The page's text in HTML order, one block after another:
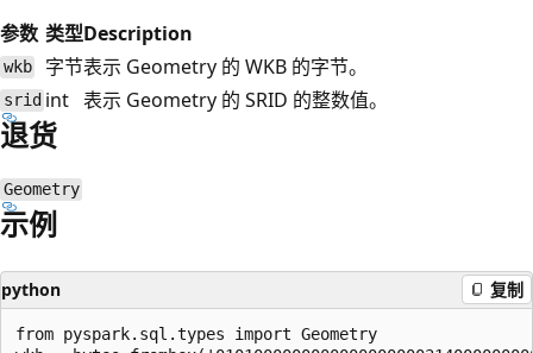
参数 类型Description
wkb 字节表示 Geometry 的 WKB 的字节。
srid int 表示 Geometry 的 SRID 的整数值。
退货
Geometry
示例
python 复制
from pyspark.sql.types import Geometry